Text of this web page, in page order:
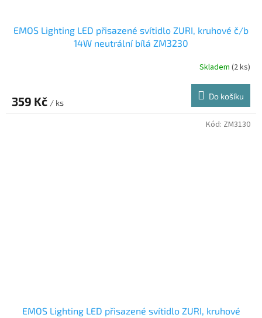
EMOS Lighting LED přisazené svítidlo ZURI, kruhové č/b
14W neutrální bílá ZM3230
Skladem (2 ks)
359 Kč / ks
Do košíku
EMOS Lighting LED přisazené svítidlo ZURI, kruhové
Kód: ZM3130